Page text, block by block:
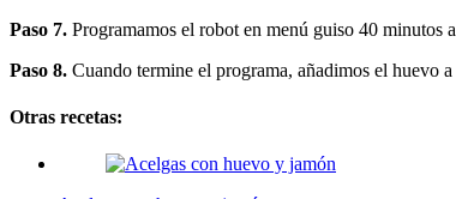
Paso 7. Programamos el robot en menú guiso 40 minutos
Paso 8. Cuando termine el programa, añadimos el huevo
Otras recetas: